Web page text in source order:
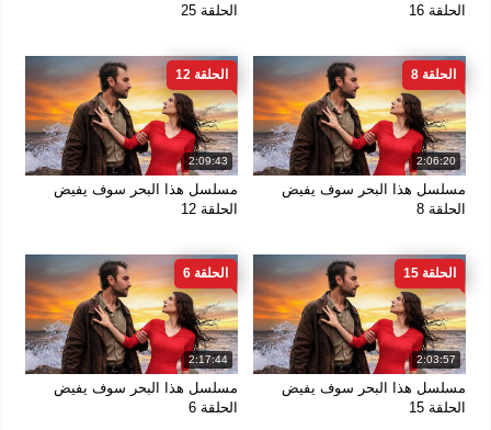
الحلقة 16
الحلقة 25
2:06:20
الحلقة 8
مسلسل هذا البحر سوف يفيض
الحلقة 8
2:09:43
الحلقة 12
مسلسل هذا البحر سوف يفيض
الحلقة 12
2:03:57
الحلقة 15
مسلسل هذا البحر سوف يفيض
الحلقة 15
2:17:44
الحلقة 6
مسلسل هذا البحر سوف يفيض
الحلقة 6